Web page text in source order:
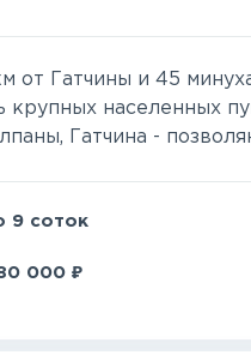
от Гатчины и 45
крупных населенных
Гатчина -
9 соток
000 ₽